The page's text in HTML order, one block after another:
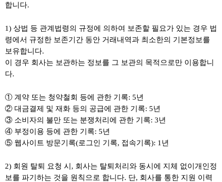
합니다.
1) 상법 등 관계법령의 규정에 의하여 보존할 필요가 있는 경우 법
령에서 규정한 보존기간 동안 거래내역과 최소한의 기본정보를
보유합니다.
이 경우 회사는 보관하는 정보를 그 보관의 목적으로만 이용합니
다.
① 계약 또는 청약철회 등에 관한 기록: 5년
② 대금결제 및 재화 등의 공급에 관한 기록: 5년
③ 소비자의 불만 또는 분쟁처리에 관한 기록: 3년
④ 부정이용 등에 관한 기록: 5년
⑤ 웹사이트 방문기록(로그인 기록, 접속기록): 1년
2) 회원 탈퇴 요청 시, 회사는 탈퇴처리와 동시에 지체 없이개인정
보를 파기하는 것을 원칙으로 합니다. 단, 회사를 통한 지원 이력